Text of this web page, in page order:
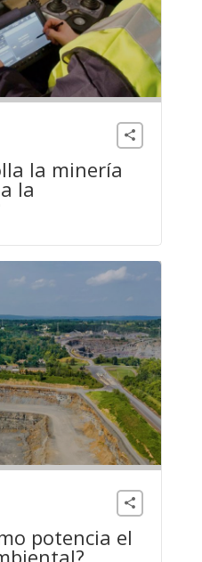
la minería
la
potencia el